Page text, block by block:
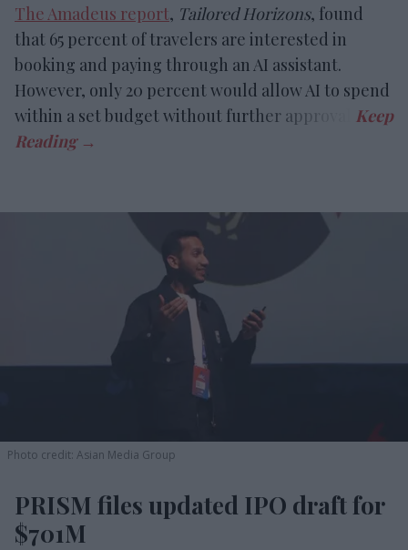
The Amadeus report, Tailored Horizons, found
that 65 percent of travelers are interested in
booking and paying through an AI assistant.
However, only 20 percent would allow AI to spend
within a set budget without further approval.
Photo credit: Asian Media Group
PRISM files updated IPO draft for
$701M